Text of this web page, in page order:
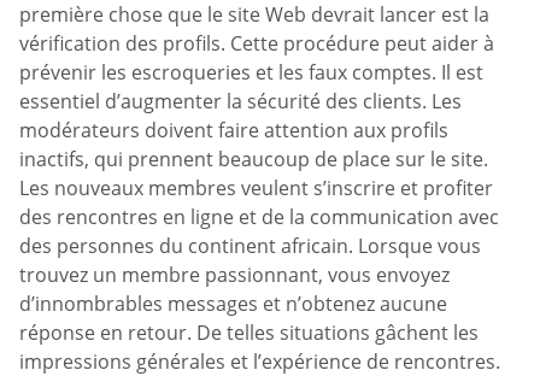
première chose que le site Web devrait lancer est la
vérification des profils. Cette procédure peut aider à
prévenir les escroqueries et les faux comptes. Il est
essentiel d’augmenter la sécurité des clients. Les
modérateurs doivent faire attention aux profils
inactifs, qui prennent beaucoup de place sur le site.
Les nouveaux membres veulent s’inscrire et profiter
des rencontres en ligne et de la communication avec
des personnes du continent africain. Lorsque vous
trouvez un membre passionnant, vous envoyez
d’innombrables messages et n’obtenez aucune
réponse en retour. De telles situations gâchent les
impressions générales et l’expérience de rencontres.